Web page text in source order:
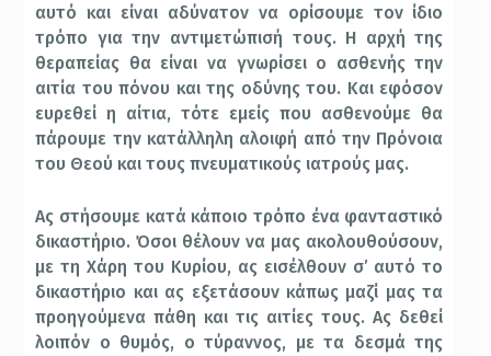
αυτό και είναι αδύνατον να ορίσουμε τον ίδιο
τρόπο για την αντιμετώπισή τους. Η αρχή της
θεραπείας θα είναι να γνωρίσει ο ασθενής την
αιτία του πόνου και της οδύνης του. Και εφόσον
ευρεθεί η αίτια, τότε εμείς που ασθενούμε θα
πάρουμε την κατάλληλη αλοιφή από την Πρόνοια
του Θεού και τους πνευματικούς ιατρούς μας.
Ας στήσουμε κατά κάποιο τρόπο ένα φανταστικό
δικαστήριο. Όσοι θέλουν να μας ακολουθούσουν,
με τη Χάρη του Κυρίου, ας εισέλθουν σ’ αυτό το
δικαστήριο και ας εξετάσουν κάπως μαζί μας τα
προηγούμενα πάθη και τις αιτίες τους. Ας δεθεί
λοιπόν ο θυμός, ο τύραννος, με τα δεσμά της